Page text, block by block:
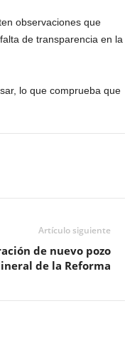
observaciones que
de transparencia en la
lo que comprueba que
Artículo siguiente
de nuevo pozo
de la Reforma